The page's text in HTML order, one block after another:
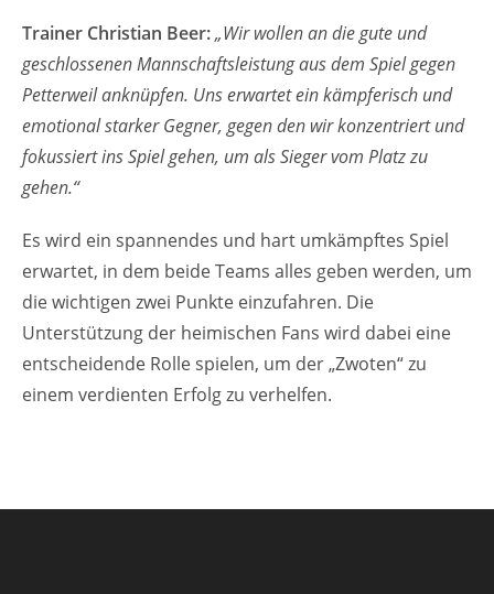
Trainer Christian Beer:„Wir wollen an die gute und
geschlossenen Mannschaftsleistung aus dem Spiel gegen
Petterweil anknüpfen. Uns erwartet ein kämpferisch und
emotional starker Gegner, gegen den wir konzentriert und
fokussiert ins Spiel gehen, um als Sieger vom Platz zu
gehen.“
Es wird ein spannendes und hart umkämpftes Spiel
erwartet, in dem beide Teams alles geben werden, um
die wichtigen zwei Punkte einzufahren. Die
Unterstützung der heimischen Fans wird dabei eine
entscheidende Rolle spielen, um der „Zwoten“ zu
einem verdienten Erfolg zu verhelfen.